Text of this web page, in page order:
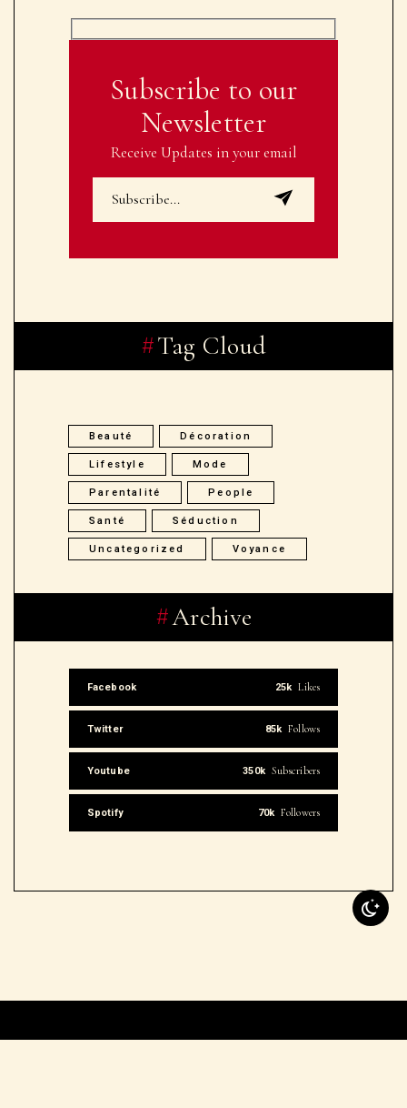
Subscribe to our
Newsletter
Receive Updates in your email
Tag Cloud
Lifestyle Mode
Parentalité People
Santé Séduction
Uncategorized Voyance
Archive
Twitter 85k Follows
Youtube 350k Subscribers
Spotify 70k Followers